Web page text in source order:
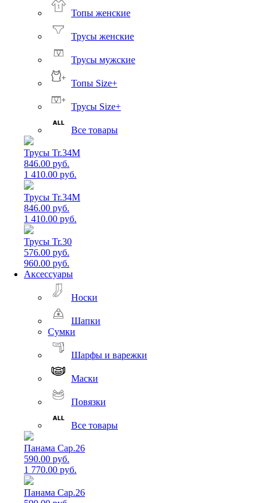
Топы женские
Трусы женские
Трусы мужские
Топы Size+
Трусы Size+
Все товары
Трусы Tr.34M
846.00 руб.
1 410.00 руб.
Трусы Tr.34M
846.00 руб.
1 410.00 руб.
Трусы Tr.30
576.00 руб.
960.00 руб.
Аксессуары
Носки
Шапки
Сумки
Шарфы и варежки
Маски
Повязки
Все товары
Панама Cap.26
590.00 руб.
1 770.00 руб.
Панама Cap.26